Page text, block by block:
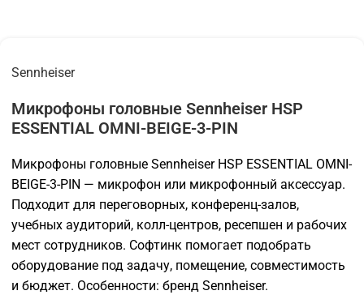
Sennheiser
Микрофоны головные Sennheiser HSP
ESSENTIAL OMNI-BEIGE-3-PIN
Микрофоны головные Sennheiser HSP ESSENTIAL OMNI-
BEIGE-3-PIN — микрофон или микрофонный аксессуар.
Подходит для переговорных, конференц-залов,
учебных аудиторий, колл-центров, ресепшен и рабочих
мест сотрудников. Софтинк помогает подобрать
оборудование под задачу, помещение, совместимость
и бюджет. Особенности: бренд Sennheiser.